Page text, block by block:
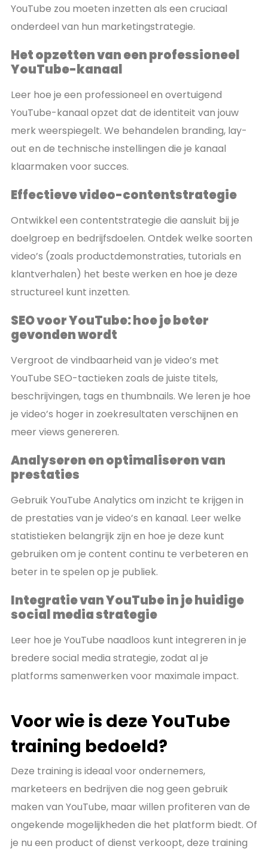
YouTube zou moeten inzetten als een cruciaal
onderdeel van hun marketingstrategie.
Het opzetten van een professioneel
YouTube-kanaal
Leer hoe je een professioneel en overtuigend
YouTube-kanaal opzet dat de identiteit van jouw
merk weerspiegelt. We behandelen branding, lay-
out en de technische instellingen die je kanaal
klaarmaken voor succes.
Effectieve video-contentstrategie
Ontwikkel een contentstrategie die aansluit bij je
doelgroep en bedrijfsdoelen. Ontdek welke soorten
video’s (zoals productdemonstraties, tutorials en
klantverhalen) het beste werken en hoe je deze
structureel kunt inzetten.
SEO voor YouTube: hoe je beter
gevonden wordt
Vergroot de vindbaarheid van je video’s met
YouTube SEO-tactieken zoals de juiste titels,
beschrijvingen, tags en thumbnails. We leren je hoe
je video’s hoger in zoekresultaten verschijnen en
meer views genereren.
Analyseren en optimaliseren van
prestaties
Gebruik YouTube Analytics om inzicht te krijgen in
de prestaties van je video’s en kanaal. Leer welke
statistieken belangrijk zijn en hoe je deze kunt
gebruiken om je content continu te verbeteren en
beter in te spelen op je publiek.
Integratie van YouTube in je huidige
social media strategie
Leer hoe je YouTube naadloos kunt integreren in je
bredere social media strategie, zodat al je
platforms samenwerken voor maximale impact.
Voor wie is deze YouTube
training bedoeld?
Deze training is ideaal voor ondernemers,
marketeers en bedrijven die nog geen gebruik
maken van YouTube, maar willen profiteren van de
ongekende mogelijkheden die het platform biedt. Of
je nu een product of dienst verkoopt, deze training